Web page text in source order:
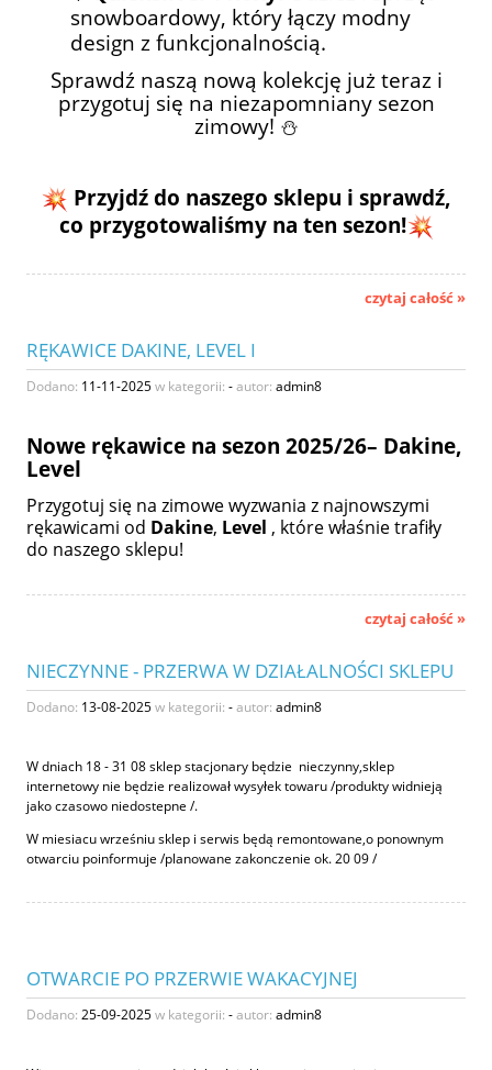
snowboardowy, który łączy modny
design z funkcjonalnością.
Sprawdź naszą nową kolekcję już teraz i
przygotuj się na niezapomniany sezon
zimowy! ⛄
Przyjdź do naszego sklepu i sprawdź,
co przygotowaliśmy na ten sezon!
czytaj całość »
RĘKAWICE DAKINE, LEVEL I
Dodano: 11-11-2025w kategorii: -autor: admin8
Nowe rękawice na sezon 2025/26– Dakine,
Level
Przygotuj się na zimowe wyzwania z najnowszymi
rękawicami od Dakine, Level , które właśnie trafiły
do naszego sklepu!
czytaj całość »
NIECZYNNE - PRZERWA W DZIAŁALNOŚCI SKLEPU
Dodano: 13-08-2025w kategorii: -autor: admin8
W dniach 18 - 31 08 sklep stacjonary będzie nieczynny,sklep
internetowy nie będzie realizował wysyłek towaru /produkty widnieją
jako czasowo niedostepne /.
W miesiacu wrześniu sklep i serwis będą remontowane,o ponownym
otwarciu poinformuje /planowane zakonczenie ok. 20 09 /
OTWARCIE PO PRZERWIE WAKACYJNEJ
Dodano: 25-09-2025w kategorii: -autor: admin8